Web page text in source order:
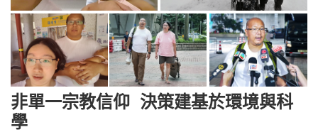
非單一宗教信仰 決策建基於環境與科
學